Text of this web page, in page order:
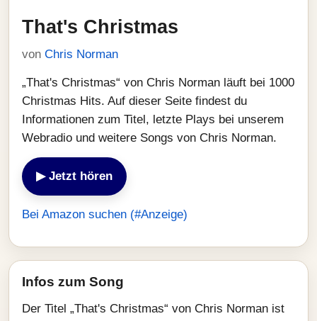
That's Christmas
von Chris Norman
„That's Christmas“ von Chris Norman läuft bei 1000
Christmas Hits. Auf dieser Seite findest du
Informationen zum Titel, letzte Plays bei unserem
Webradio und weitere Songs von Chris Norman.
▶ Jetzt hören
Bei Amazon suchen (#Anzeige)
Infos zum Song
Der Titel „That's Christmas“ von Chris Norman ist